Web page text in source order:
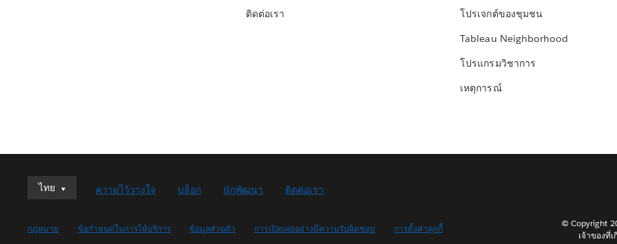
ติดต่อเรา
โปรเจกต์ของชุมชน
Tableau Neighborhood
โปรแกรมวิชาการ
เหตุการณ์
ไทย
ไทย
English (UK)
ความไว้วางใจ บล็อก นักพัฒนา ติดต่อเรา
กฎหมาย ข้อกำหนดในการให้บริการ ข้อมูลส่วนตัว การเปิดเผยอย่างมีความรับผิดชอบ การตั้งค่าคุกกี้
© Copyright
เจ้าของที่